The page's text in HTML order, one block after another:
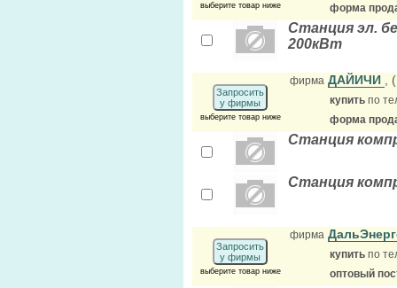
выберите товар ниже
форма
Станция эл.
200кВт
Запросить
у фирмы
выберите товар ниже
фирма ДАЙИЧИ
купить по
форма
Станция
Станция
Запросить
у фирмы
выберите товар ниже
фирма
купить по
оптовый